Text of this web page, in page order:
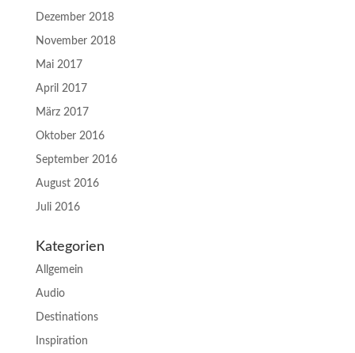
Dezember 2018
November 2018
Mai 2017
April 2017
März 2017
Oktober 2016
September 2016
August 2016
Juli 2016
Kategorien
Allgemein
Audio
Destinations
Inspiration